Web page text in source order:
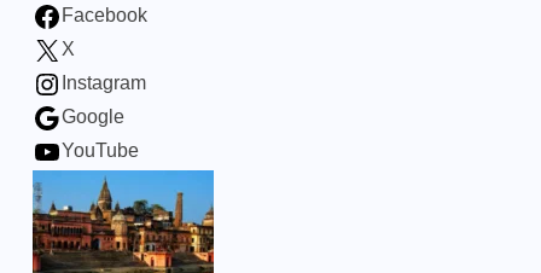
Facebook
X
Instagram
Google
YouTube